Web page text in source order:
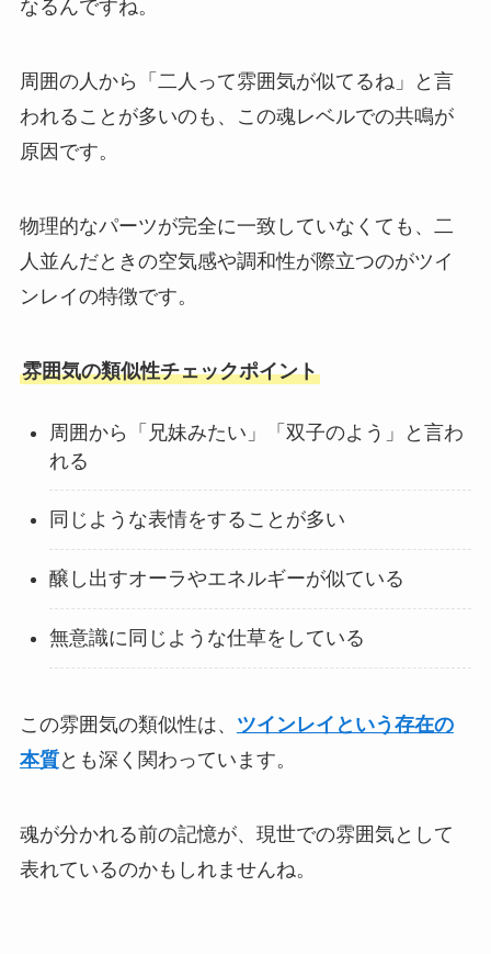
なるんですね。
周囲の人から「二人って雰囲気が似てるね」と言
われることが多いのも、この魂レベルでの共鳴が
原因です。
物理的なパーツが完全に一致していなくても、二
人並んだときの空気感や調和性が際立つのがツイ
ンレイの特徴です。
雰囲気の類似性チェックポイント
周囲から「兄妹みたい」「双子のよう」と言わ
れる
同じような表情をすることが多い
醸し出すオーラやエネルギーが似ている
無意識に同じような仕草をしている
この雰囲気の類似性は、 ツインレイという存在の
本質とも深く関わっています。
魂が分かれる前の記憶が、現世での雰囲気として
表れているのかもしれませんね。